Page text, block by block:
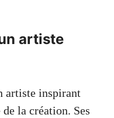
artiste
artiste inspirant
la création. Ses